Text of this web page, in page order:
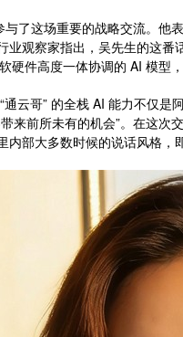
了这场重要的战略交流。他
业观察家指出，吴先生的这
硬件高度一体协调的 AI 模型
云哥” 的全栈 AI 能力不仅
来前所未有的机会”。在这
部大多数时候的说话风格，